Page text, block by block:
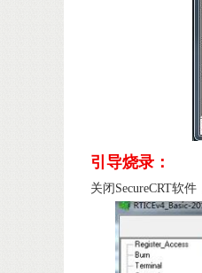
引导烧录：
关闭SecureCRT软